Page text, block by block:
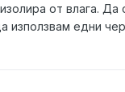
от влага. Да
използвам едни